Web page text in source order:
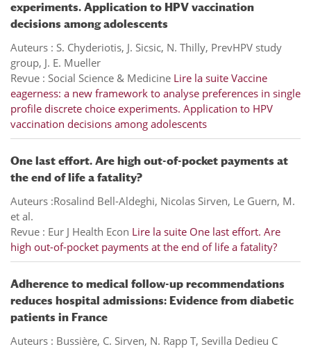
experiments. Application to HPV vaccination
decisions among adolescents
Auteurs : S. Chyderiotis, J. Sicsic, N. Thilly, PrevHPV study
group, J. E. Mueller
Revue : Social Science & Medicine Lire la suite Vaccine
eagerness: a new framework to analyse preferences in single
profile discrete choice experiments. Application to HPV
vaccination decisions among adolescents
One last effort. Are high out-of-pocket payments at
the end of life a fatality?
Auteurs :Rosalind Bell-Aldeghi, Nicolas Sirven, Le Guern, M.
et al.
Revue : Eur J Health Econ Lire la suite One last effort. Are
high out-of-pocket payments at the end of life a fatality?
Adherence to medical follow-up recommendations
reduces hospital admissions: Evidence from diabetic
patients in France
Auteurs : Bussière, C. Sirven, N. Rapp T, Sevilla Dedieu C